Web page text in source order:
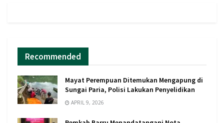
Recommended
Mayat Perempuan Ditemukan Mengapung di
Sungai Paria, Polisi Lakukan Penyelidikan
APRIL 9, 2026